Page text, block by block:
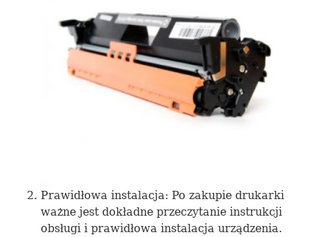
Prawidłowa instalacja: Po zakupie drukarki
ważne jest dokładne przeczytanie instrukcji
obsługi i prawidłowa instalacja urządzenia.